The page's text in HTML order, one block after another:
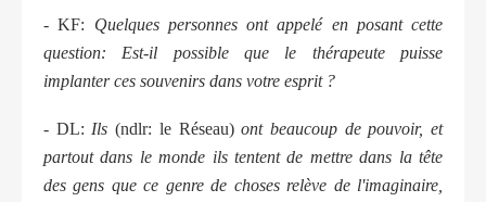
- KF: Quelques personnes ont appelé en posant cette
question: Est-il possible que le thérapeute puisse
implanter ces souvenirs dans votre esprit ?
- DL: Ils(ndlr: le Réseau)ont beaucoup de pouvoir, et
partout dans le monde ils tentent de mettre dans la tête
des gens que ce genre de choses relève de l'imaginaire,